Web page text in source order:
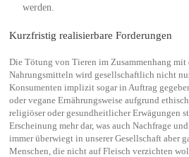
werden.
Kurzfristig realisierbare Forderungen
Die Tötung von Tieren im Zusammenhang mit
Nahrungsmitteln wird gesellschaftlich nicht
Konsumenten implizit sogar in Auftrag
oder vegane Ernährungsweise aufgrund
religiöser oder gesundheitlicher Erwägungen
Erscheinung mehr dar, was auch Nachfrage
immer überwiegt in unserer Gesellschaft aber
Menschen, die nicht auf Fleisch verzichten